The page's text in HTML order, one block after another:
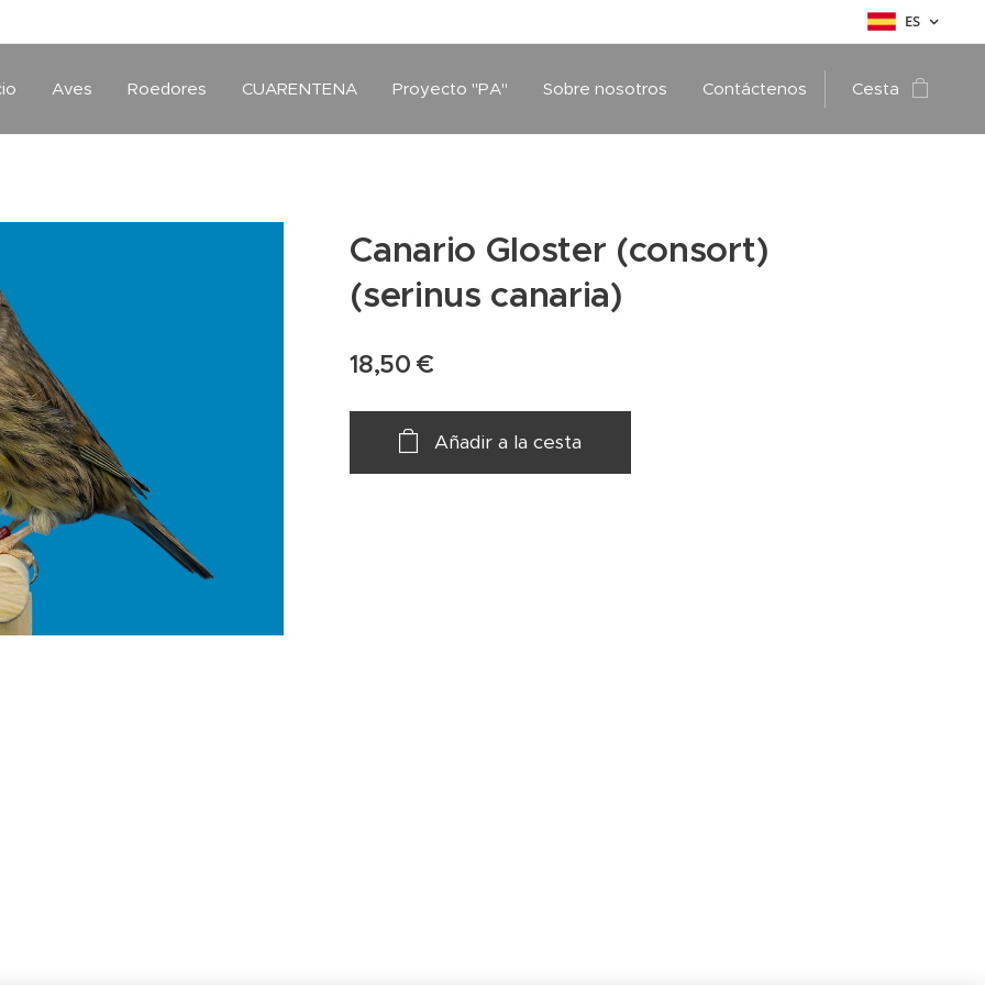
ES
Aves Roedores CUARENTENA Proyecto "PA" Sobre nosotros Contáctenos Cesta
Canario Gloster (consort)
(serinus canaria)
18,50 €
Añadir a la cesta